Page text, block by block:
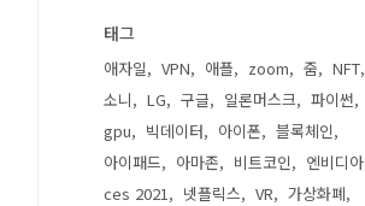
태그
애자일 VPN 애플 zoom 줌
NFT
소니
LG 구글 일론머스크
파이썬
gpu
빅데이터 아이폰
블록체인
아이패드
아마존 비트코인
엔비디아
ces 2021
넷플릭스 VR
가상화폐